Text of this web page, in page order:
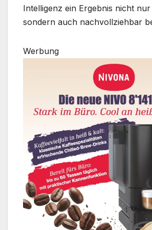
Intelligenz ein Ergebnis nicht
sondern auch nachvollziehbar
Werbung